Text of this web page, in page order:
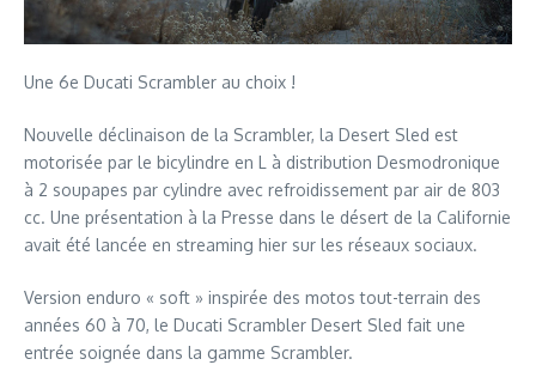
Une 6e Ducati Scrambler au choix !
Nouvelle déclinaison de la Scrambler, la Desert Sled est
motorisée par le bicylindre en L à distribution Desmodronique
à 2 soupapes par cylindre avec refroidissement par air de 803
cc. Une présentation à la Presse dans le désert de la Californie
avait été lancée en streaming hier sur les réseaux sociaux.
Version enduro « soft » inspirée des motos tout-terrain des
années 60 à 70, le Ducati Scrambler Desert Sled fait une
entrée soignée dans la gamme Scrambler.